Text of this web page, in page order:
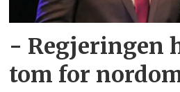
- Regjeringen
tom for